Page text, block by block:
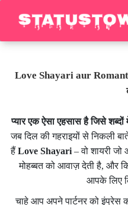
Love Shayari aur
प्यार एक ऐसा एहसास है जिसे
जब दिल की गहराइयों से निकली
हैं Love Shayari – वो शायरी
मोहब्बत को आवाज़ देती है, और
आपके लिए
चाहे आप अपने पार्टनर को इंप्रेस